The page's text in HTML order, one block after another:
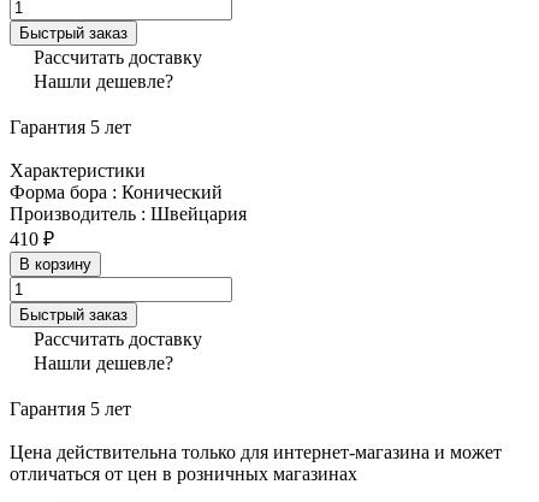
Быстрый заказ
Рассчитать доставку
Нашли дешевле?
Гарантия 5 лет
Характеристики
Форма бора : Конический
Производитель : Швейцария
410 ₽
В корзину
Быстрый заказ
Рассчитать доставку
Нашли дешевле?
Гарантия 5 лет
Цена действительна только для интернет-магазина и может
отличаться от цен в розничных магазинах